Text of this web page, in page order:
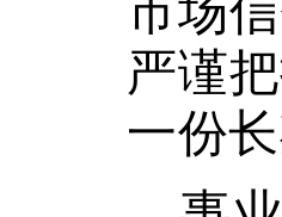
市场
严谨
一份